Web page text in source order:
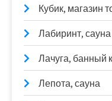
Кубик, магазин
Лабиринт, сауна
Лачуга, банный
Лепота, сауна